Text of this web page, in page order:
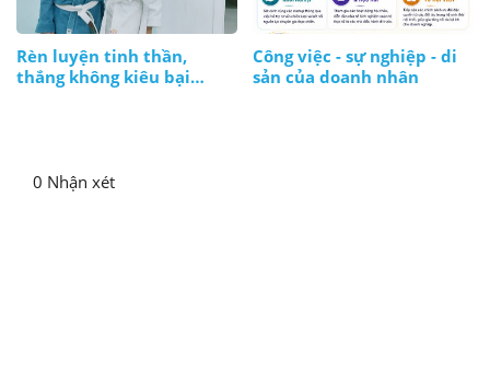
Rèn luyện tinh thần,
thắng không kiêu bại
Công việc - sự nghiệp - di
sản của doanh nhân
0 Nhận xét